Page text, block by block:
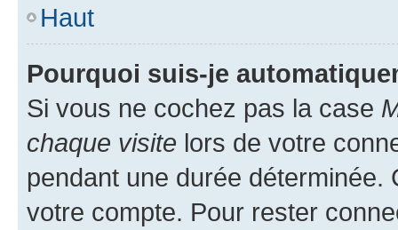
Haut
Pourquoi suis-je
Si vous ne cochez pas la case
chaque visite lors de votre
pendant une durée déterminée.
votre compte. Pour rester